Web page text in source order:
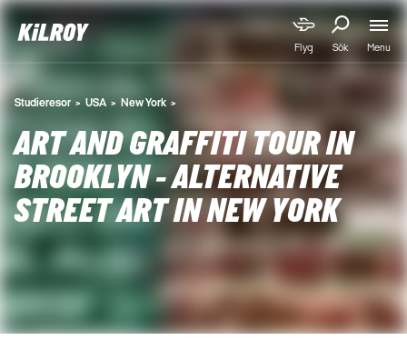
Flyg Sök Menu
Studieresor USA New York
ART AND GRAFFITI TOUR IN
BROOKLYN - ALTERNATIVE
STREET ART IN NEW YORK